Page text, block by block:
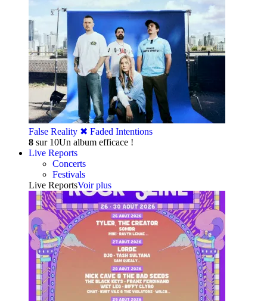
False Reality ✖︎ Faded Intentions
8 sur 10Un album efficace !
Live Reports
Concerts
Festivals
Live ReportsVoir plus